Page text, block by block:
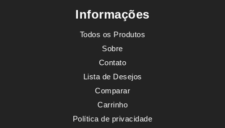
Informações
Todos os Produtos
Sobre
Contato
Lista de Desejos
Comparar
Carrinho
Política de privacidade